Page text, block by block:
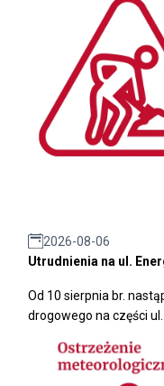
2026-08-06
Utrudnienia na ul.
Od 10 sierpnia br.
drogowego na części